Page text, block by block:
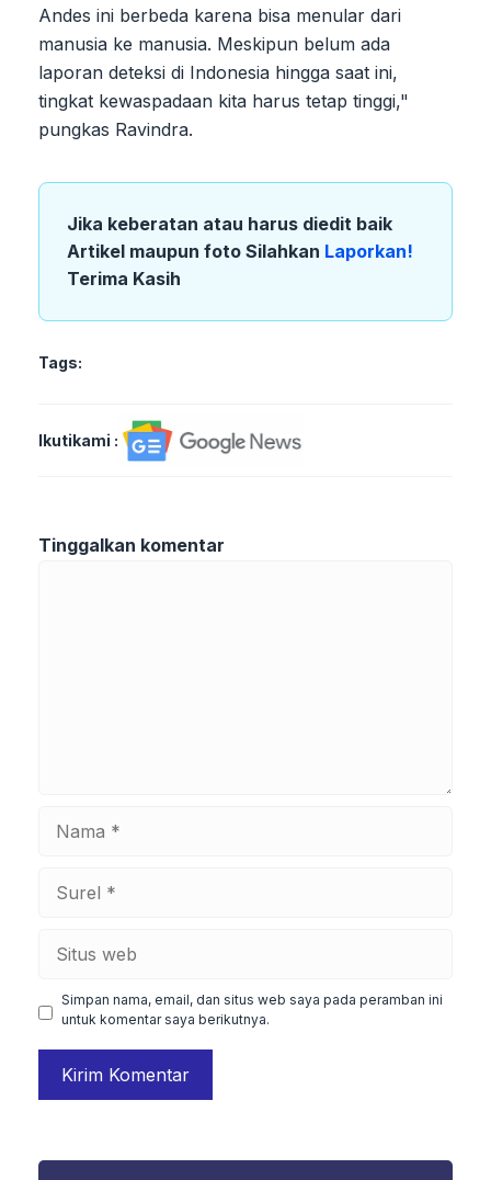
Andes ini berbeda karena bisa menular dari
manusia ke manusia. Meskipun belum ada
laporan deteksi di Indonesia hingga saat ini,
tingkat kewaspadaan kita harus tetap tinggi,"
pungkas Ravindra.
Jika keberatan atau harus diedit baik
Artikel maupun foto Silahkan Laporkan!
Terima Kasih
Tags:
Ikutikami :
Tinggalkan komentar
Simpan nama, email, dan situs web saya pada peramban ini
untuk komentar saya berikutnya.